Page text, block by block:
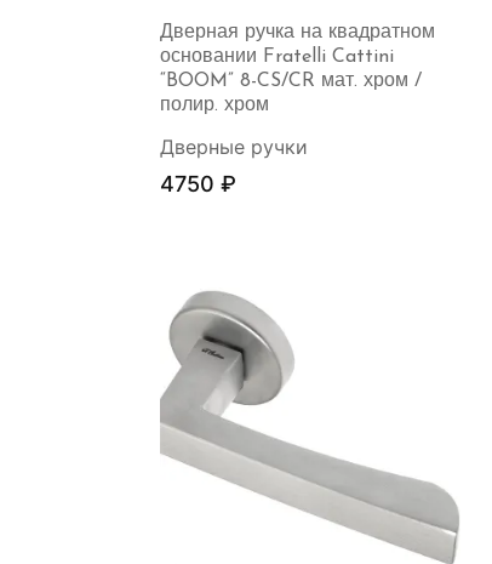
Дверная ручка на квадратном
основании Fratelli Cattini
“BOOM” 8-CS/CR мат. хром /
полир. хром
Дверные ручки
4750 ₽